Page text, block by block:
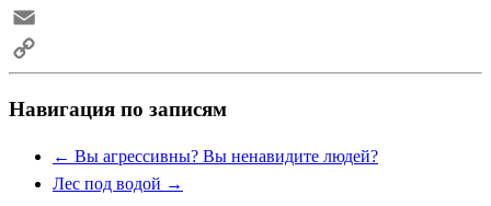
Skype
Email
Copy
Link
Навигация по записям
← Вы агрессивны? Вы ненавидите людей?
Лес под водой →